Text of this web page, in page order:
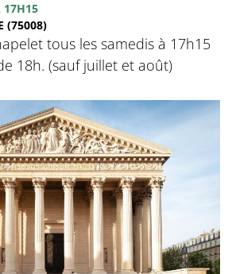
17H15
(75008)
tous les samedis à 17h15
18h. (sauf juillet et août)